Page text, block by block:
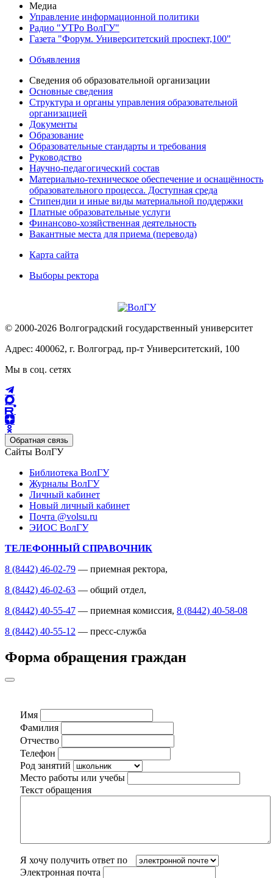
Медиа
Управление информационной политики
Радио "УТРо ВолГУ"
Газета "Форум. Университетский проспект,100"
Объявления
Сведения об образовательной организации
Основные сведения
Структура и органы управления образовательной
организацией
Документы
Образование
Образовательные стандарты и требования
Руководство
Научно-педагогический состав
Материально-техническое обеспечение и оснащённость
образовательного процесса. Доступная среда
Стипендии и иные виды материальной поддержки
Платные образовательные услуги
Финансово-хозяйственная деятельность
Вакантные места для приема (перевода)
Карта сайта
Выборы ректора
© 2000-2026 Волгоградский государственный университет
Адрес: 400062, г. Волгоград, пр-т Университетский, 100
Мы в соц. сетях
Обратная связь
Сайты ВолГУ
Библиотека ВолГУ
Журналы ВолГУ
Личный кабинет
Новый личный кабинет
Почта @volsu.ru
ЭИОС ВолГУ
ТЕЛЕФОННЫЙ СПРАВОЧНИК
8 (8442) 46-02-79 — приемная ректора,
8 (8442) 46-02-63 — общий отдел,
8 (8442) 40-55-47 — приемная комиссия, 8 (8442) 40-58-08
8 (8442) 40-55-12 — пресс-служба
Форма обращения граждан
Имя
Фамилия
Отчество
Телефон
Род занятий
Место работы или учебы
Текст обращения
Я хочу получить ответ по
Электронная почта